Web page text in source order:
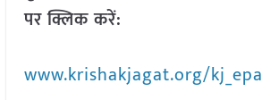
पर क्लिक करें:
www.krishakjagat.org/